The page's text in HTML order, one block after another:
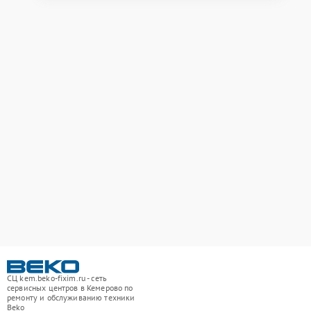
СЦ kem.beko-fixim.ru - сеть
сервисных центров в Кемерово по
ремонту и обслуживанию техники
Beko